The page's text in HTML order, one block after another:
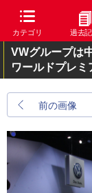
カテゴリ 過去
VWグループは
ワールドプレミ
前の画像